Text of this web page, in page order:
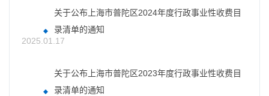
关于公布上海市普陀区2024年度行政事业性收费目
录清单的通知
2025.01.17
关于公布上海市普陀区2023年度行政事业性收费目
录清单的通知